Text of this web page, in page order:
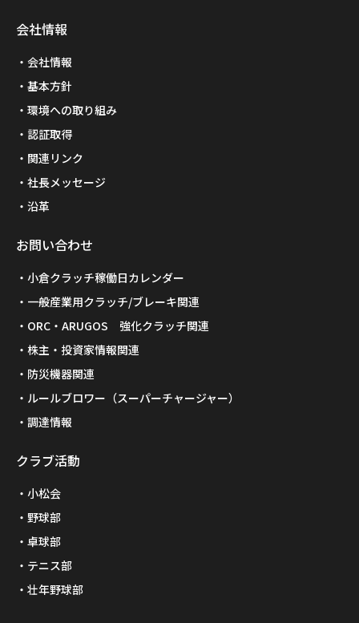
会社情報
会社情報
基本方針
環境への取り組み
認証取得
関連リンク
社長メッセージ
沿革
お問い合わせ
小倉クラッチ稼働日カレンダー
一般産業用クラッチ/ブレーキ関連
ORC・ARUGOS 強化クラッチ関連
株主・投資家情報関連
防災機器関連
ルールブロワー（スーパーチャージャー）
調達情報
クラブ活動
小松会
野球部
卓球部
テニス部
壮年野球部